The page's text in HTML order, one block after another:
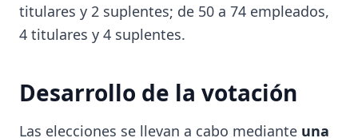
titulares y 2 suplentes; de 50 a 74 empleados,
4 titulares y 4 suplentes.
Desarrollo de la votación
Las elecciones se llevan a cabo mediante una